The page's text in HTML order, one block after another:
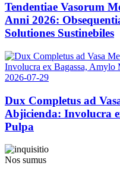
Tendentiae Vasorum
Anni 2026:
Solutiones Sustinebiles
2026-07-29
Dux Completus ad
Abjicienda: Involucra
Pulpa
Nos sumus